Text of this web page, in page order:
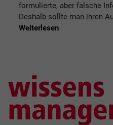
formulierte, aber falsche
Deshalb sollte man ihren
Weiterlesen